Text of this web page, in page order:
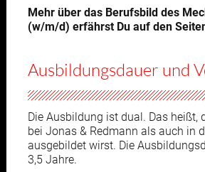
Mehr über das Berufsbild des
(w/m/d) erfährst Du auf den
Ausbildungsdauer und
Die Ausbildung ist dual. Das heißt,
bei Jonas & Redmann als auch in
ausgebildet wirst. Die
3,5 Jahre.